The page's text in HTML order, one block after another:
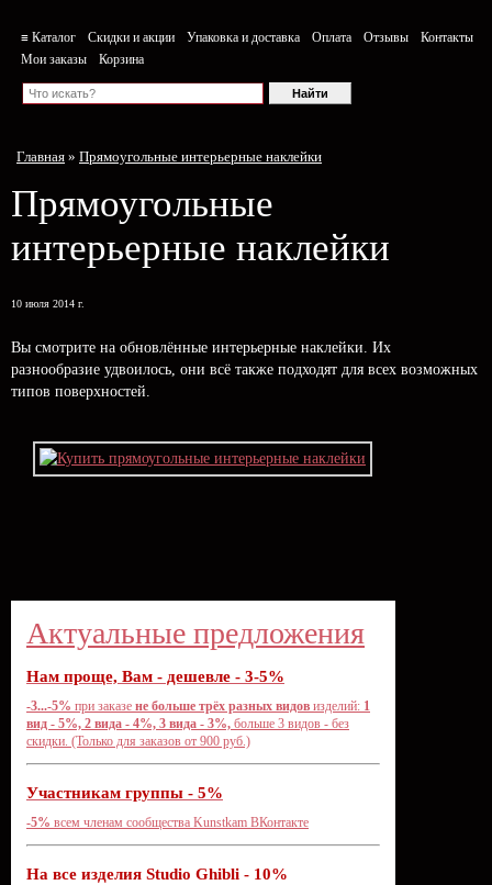
≡ Каталог Скидки и акции Упаковка и доставка Оплата Отзывы
Контакты
Мои заказы
Корзина
Главная » Прямоугольные интерьерные наклейки
Прямоугольные
интерьерные наклейки
10 июля 2014 г.
Вы смотрите на обновлённые интерьерные наклейки. Их
разнообразие удвоилось, они всё также подходят для всех возможных
типов поверхностей.
Актуальные предложения
Нам проще, Вам - дешевле - 3-5%
-3...-5% при заказе не больше трёх разных видов изделий: 1
вид - 5%, 2 вида - 4%, 3 вида - 3%, больше 3 видов - без
скидки. (Только для заказов от 900 руб.)
Участникам группы - 5%
-5% всем членам сообщества Kunstkam ВКонтакте
На все изделия Studio Ghibli - 10%